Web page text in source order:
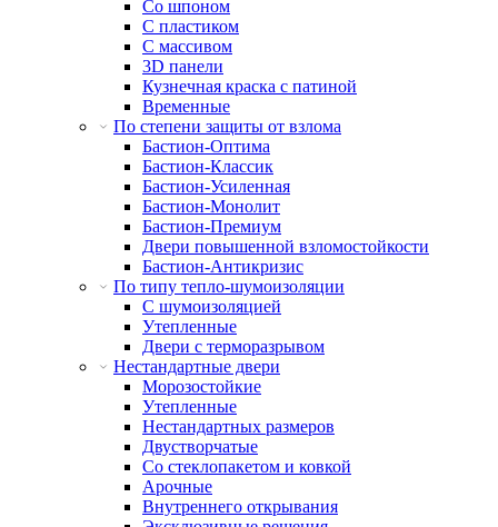
Со шпоном
С пластиком
С массивом
3D панели
Кузнечная краска с патиной
Временные
По степени защиты от взлома
Бастион-Оптима
Бастион-Классик
Бастион-Усиленная
Бастион-Монолит
Бастион-Премиум
Двери повышенной взломостойкости
Бастион-Антикризис
По типу тепло-шумоизоляции
С шумоизоляцией
Утепленные
Двери с терморазрывом
Нестандартные двери
Морозостойкие
Утепленные
Нестандартных размеров
Двустворчатые
Со стеклопакетом и ковкой
Арочные
Внутреннего открывания